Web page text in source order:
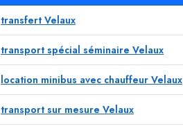
transfert Velaux
transport spécial séminaire Velaux
location minibus avec chauffeur Velaux
transport sur mesure Velaux